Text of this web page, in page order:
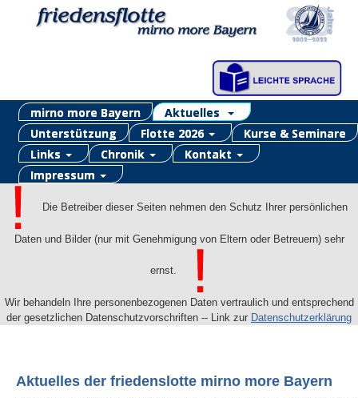
mirno more Bayern
Aktuelles
Unterstützung
Flotte 2026
Kurse & Seminare
Links
Chronik
Kontakt
Impressum
Die Betreiber dieser Seiten nehmen den Schutz Ihrer persönlichen
Daten und Bilder (nur mit Genehmigung von Eltern oder Betreuern) sehr
ernst.
Wir behandeln Ihre personenbezogenen Daten vertraulich und entsprechend
der gesetzlichen Datenschutzvorschriften -- Link zur Datenschutzerklärung
Aktuelles der friedenslotte mirno more Bayern